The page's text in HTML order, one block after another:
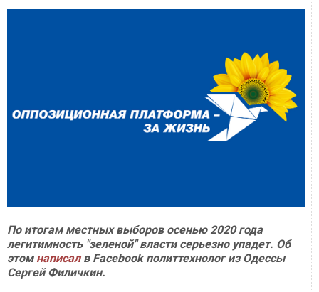
По итогам местных выборов осенью 2020 года
легитимность "зеленой" власти серьезно упадет. Об
этом написалв Facebook политтехнолог из Одессы
Сергей Филичкин.